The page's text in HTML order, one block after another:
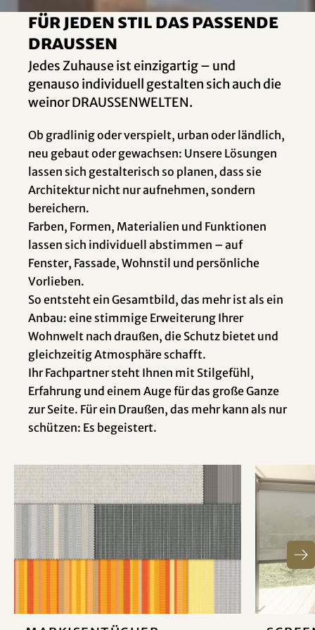
Für jeden Stil das passende
Draussen
Jedes Zuhause ist einzigartig – und
genauso individuell gestalten sich auch die
weinor DRAUSSENWELTEN.
Ob gradlinig oder verspielt, urban oder ländlich,
neu gebaut oder gewachsen: Unsere Lösungen
lassen sich gestalterisch so planen, dass sie
Architektur nicht nur aufnehmen, sondern
bereichern.
Farben, Formen, Materialien und Funktionen
lassen sich individuell abstimmen – auf
Fenster, Fassade, Wohnstil und persönliche
Vorlieben.
So entsteht ein Gesamtbild, das mehr ist als ein
Anbau: eine stimmige Erweiterung Ihrer
Wohnwelt nach draußen, die Schutz bietet und
gleichzeitig Atmosphäre schafft.
Ihr Fachpartner steht Ihnen mit Stilgefühl,
Erfahrung und einem Auge für das große Ganze
zur Seite. Für ein Draußen, das mehr kann als nur
schützen: Es begeistert.